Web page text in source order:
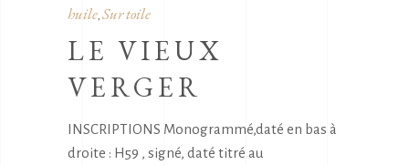
huile, Sur toile
LE VIEUX
VERGER
INSCRIPTIONS Monogrammé,daté en bas à
droite : H59 , signé, daté titré au